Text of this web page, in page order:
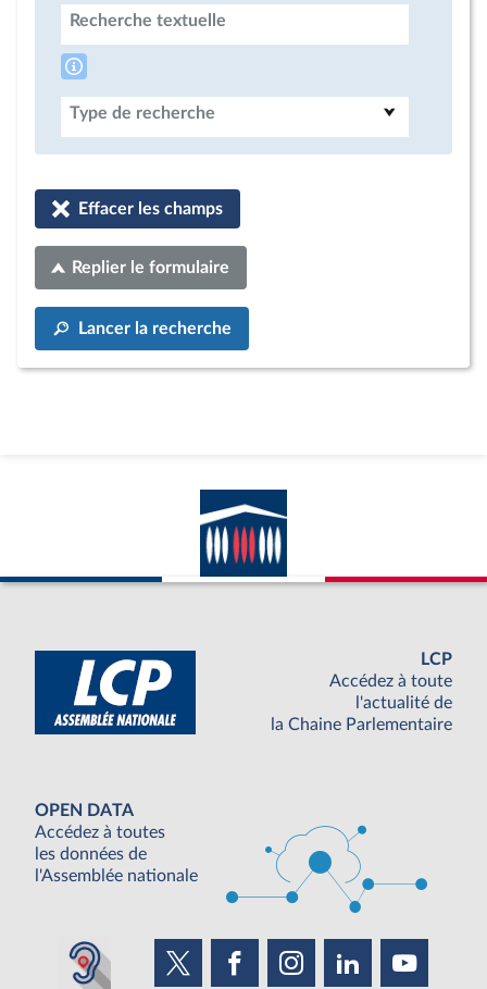
Recherche textuelle
Type de recherche
Effacer les champs
Replier le formulaire
Lancer la recherche
LCP
Accédez à toute
l'actualité de
la Chaine Parlementaire
OPEN DATA
Accédez à toutes
les données de
l'Assemblée nationale